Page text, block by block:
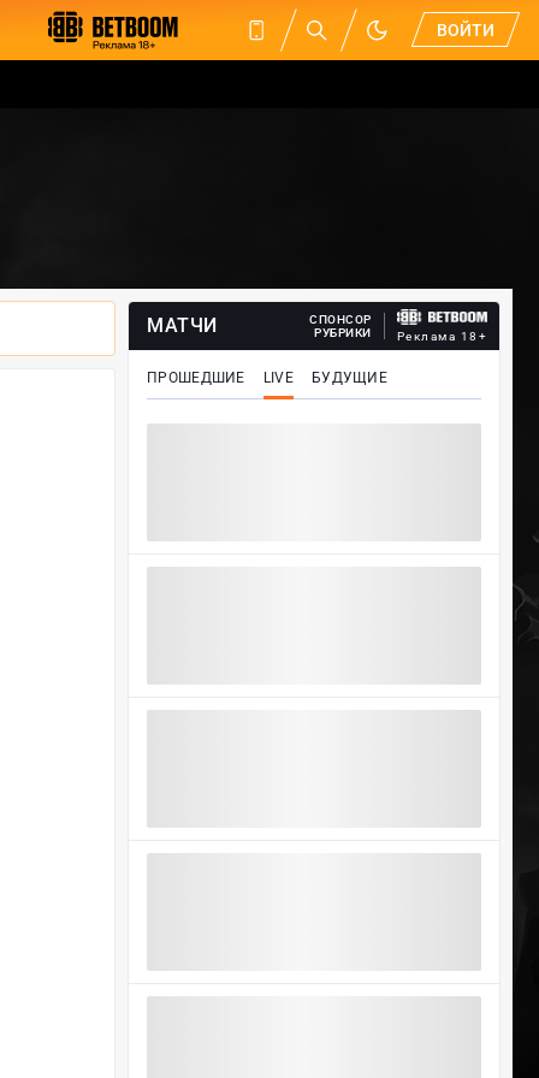
ВОЙТИ
МАТЧИ
СПОНСОР
РУБРИКИ
Реклама 18+
ПРОШЕДШИЕ LIVE БУДУЩИЕ